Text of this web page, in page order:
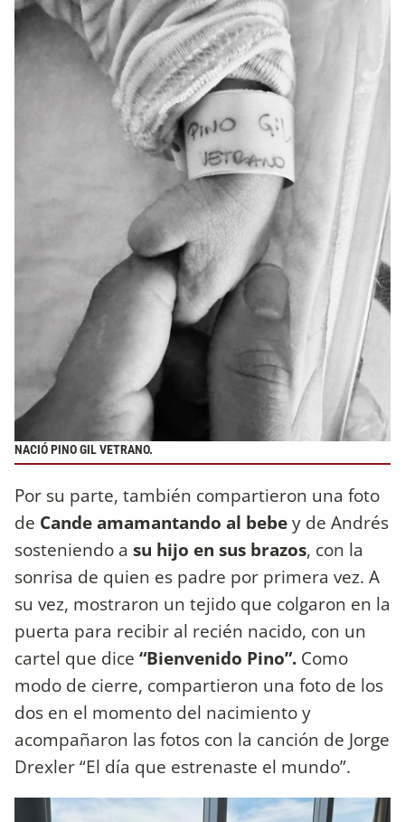
NACIÓ PINO GIL VETRANO.
Por su parte, también compartieron una foto
de Cande amamantando al bebey de Andrés
sosteniendo a su hijo en sus brazos, con la
sonrisa de quien es padre por primera vez. A
su vez, mostraron un tejido que colgaron en la
puerta para recibir al recién nacido, con un
cartel que dice “Bienvenido Pino”. Como
modo de cierre, compartieron una foto de los
dos en el momento del nacimiento y
acompañaron las fotos con la canción de Jorge
Drexler “El día que estrenaste el mundo”.